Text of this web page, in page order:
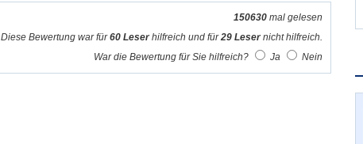
150630 mal gelesen
Diese Bewertung war für60 Leserhilfreich und für29 Lesernicht hilfreich.
War die Bewertung für Sie hilfreich?
Ja Nein